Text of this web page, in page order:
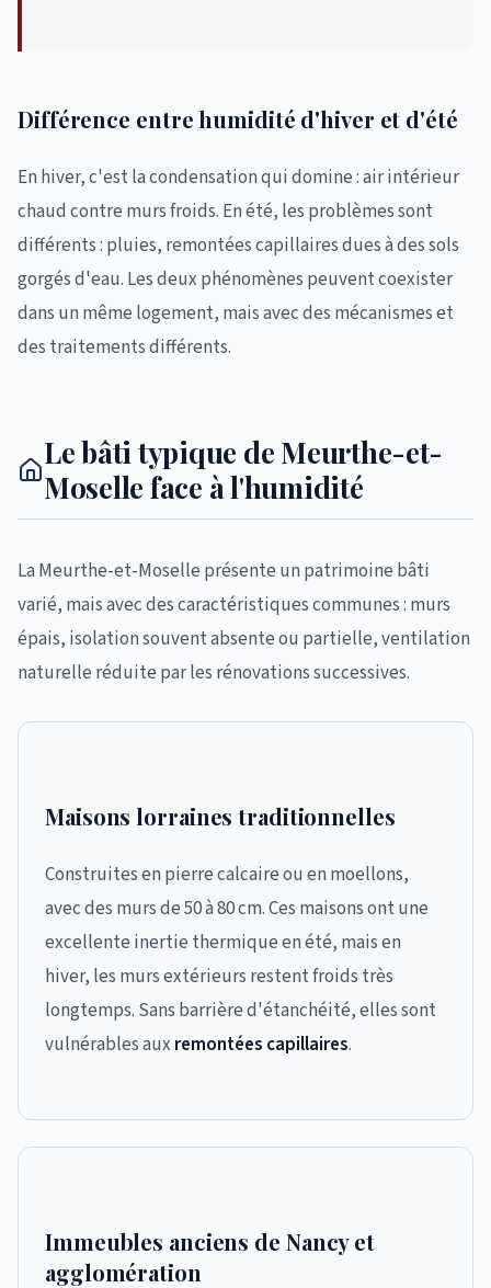
Différence entre humidité d'hiver et d'été
En hiver, c'est la condensation qui domine : air intérieur
chaud contre murs froids. En été, les problèmes sont
différents : pluies, remontées capillaires dues à des sols
gorgés d'eau. Les deux phénomènes peuvent coexister
dans un même logement, mais avec des mécanismes et
des traitements différents.
Le bâti typique de Meurthe-et-
Moselle face à l'humidité
La Meurthe-et-Moselle présente un patrimoine bâti
varié, mais avec des caractéristiques communes : murs
épais, isolation souvent absente ou partielle, ventilation
naturelle réduite par les rénovations successives.
Maisons lorraines traditionnelles
Construites en pierre calcaire ou en moellons,
avec des murs de 50 à 80 cm. Ces maisons ont une
excellente inertie thermique en été, mais en
hiver, les murs extérieurs restent froids très
longtemps. Sans barrière d'étanchéité, elles sont
vulnérables aux remontées capillaires.
Immeubles anciens de Nancy et
agglomération